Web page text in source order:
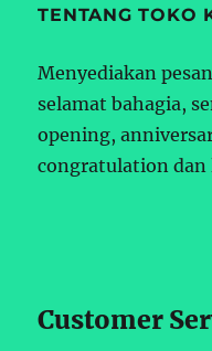
TENTANG TOKO
Menyediakan
selamat bahagia,
opening,
congratulation dan
Customer